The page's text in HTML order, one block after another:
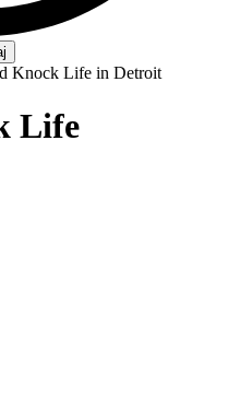
Knock Life in Detroit
Life